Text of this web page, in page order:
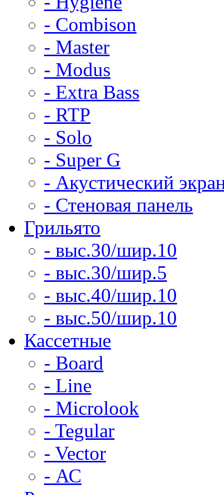
- Combison
- Master
- Modus
- Extra Bass
- RTP
- Solo
- Super G
- Акустический
- Стеновая панель
Грильято
- выс.30/шир.10
- выс.30/шир.5
- выс.40/шир.10
- выс.50/шир.10
Кассетные
- Board
- Line
- Microlook
- Tegular
- Vector
- АС